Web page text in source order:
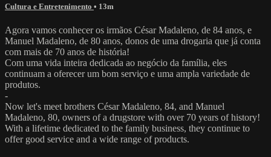
Cultura e Entretenimento • 13m
Agora vamos conhecer os irmãos César Madaleno, de 84 anos, e
Manuel Madaleno, de 80 anos, donos de uma drogaria que já conta
com mais de 70 anos de história!
Com uma vida inteira dedicada ao negócio da família, eles
continuam a oferecer um bom serviço e uma ampla variedade de
produtos.
-
Now let's meet brothers César Madaleno, 84, and Manuel
Madaleno, 80, owners of a drugstore with over 70 years of history!
With a lifetime dedicated to the family business, they continue to
offer good service and a wide range of products.